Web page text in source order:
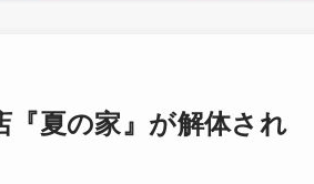
夏の家』が解体され